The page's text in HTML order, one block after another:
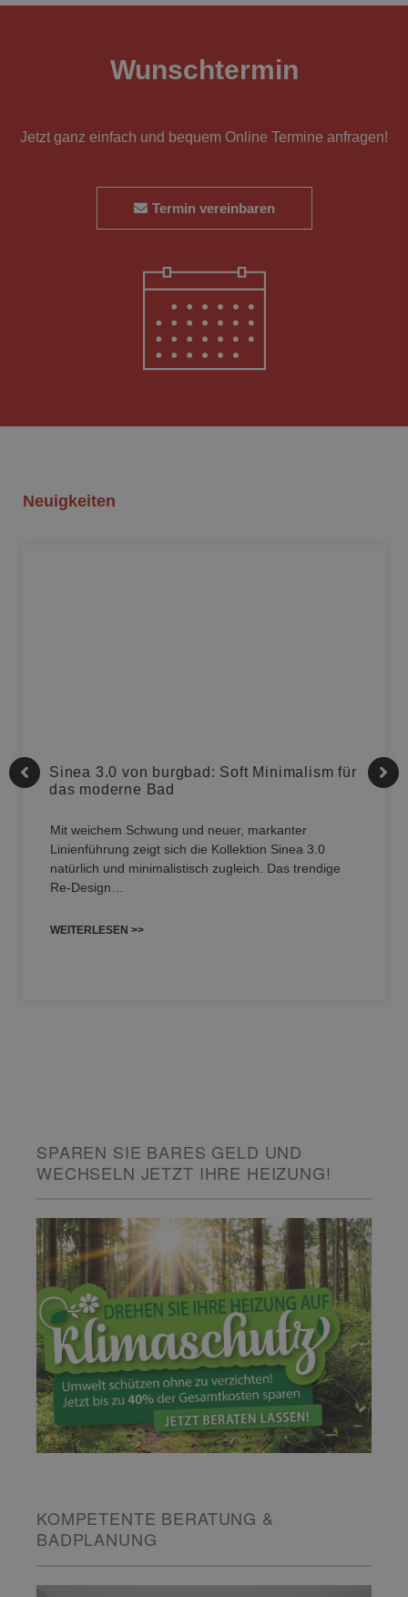
Wunschtermin
Jetzt ganz einfach und bequem Online Termine anfragen!
Termin vereinbaren
Neuigkeiten
Sinea 3.0 von burgbad: Soft Minimalism für
das moderne Bad
Mit weichem Schwung und neuer, markanter
Linienführung zeigt sich die Kollektion Sinea 3.0
natürlich und minimalistisch zugleich. Das trendige
Re-Design…
WEITERLESEN >>
SPAREN SIE BARES GELD UND
WECHSELN JETZT IHRE HEIZUNG!
KOMPETENTE BERATUNG &
BADPLANUNG